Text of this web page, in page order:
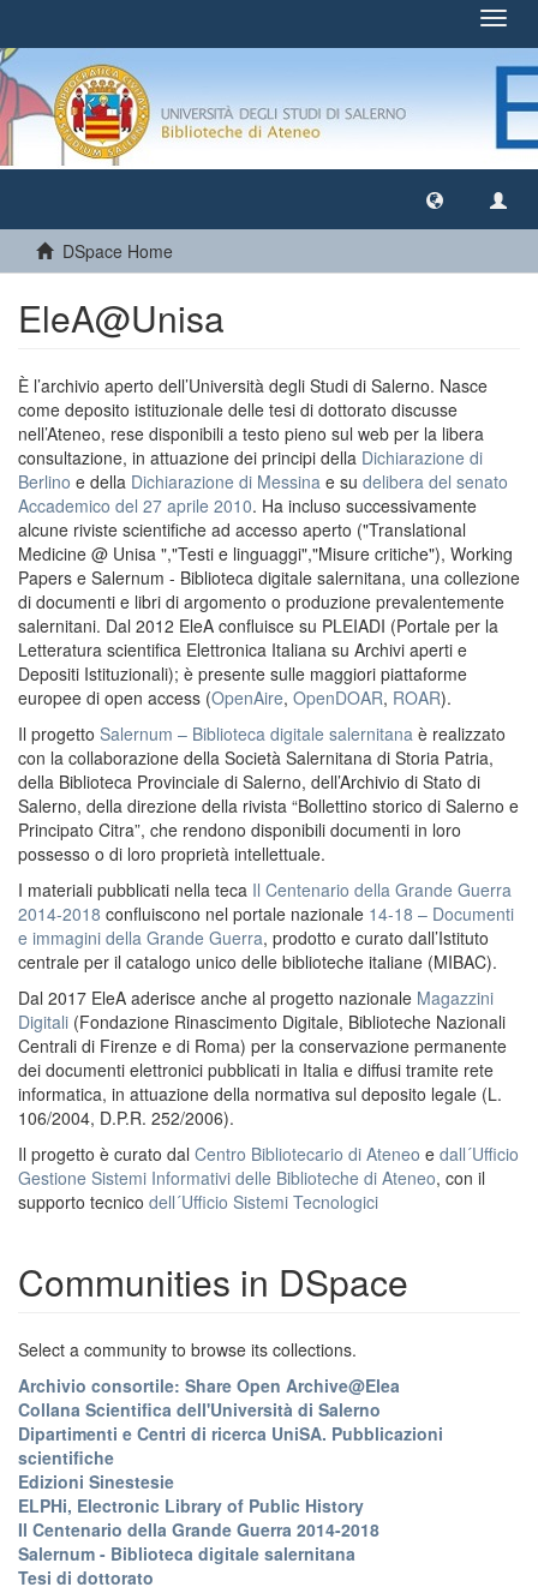
DSpace Home
EleA@Unisa
È l’archivio aperto dell’Università degli Studi di Salerno. Nasce
come deposito istituzionale delle tesi di dottorato discusse
nell’Ateneo, rese disponibili a testo pieno sul web per la libera
consultazione, in attuazione dei principi della Dichiarazione di
Berlino e della Dichiarazione di Messina e su delibera del senato
Accademico del 27 aprile 2010. Ha incluso successivamente
alcune riviste scientifiche ad accesso aperto ("Translational
Medicine @ Unisa ","Testi e linguaggi","Misure critiche"), Working
Papers e Salernum - Biblioteca digitale salernitana, una collezione
di documenti e libri di argomento o produzione prevalentemente
salernitani. Dal 2012 EleA confluisce su PLEIADI (Portale per la
Letteratura scientifica Elettronica Italiana su Archivi aperti e
Depositi Istituzionali); è presente sulle maggiori piattaforme
europee di open access (OpenAire, OpenDOAR, ROAR).
Il progetto Salernum – Biblioteca digitale salernitana è realizzato
con la collaborazione della Società Salernitana di Storia Patria,
della Biblioteca Provinciale di Salerno, dell’Archivio di Stato di
Salerno, della direzione della rivista “Bollettino storico di Salerno e
Principato Citra”, che rendono disponibili documenti in loro
possesso o di loro proprietà intellettuale.
I materiali pubblicati nella teca Il Centenario della Grande Guerra
2014-2018 confluiscono nel portale nazionale 14-18 – Documenti
e immagini della Grande Guerra, prodotto e curato dall’Istituto
centrale per il catalogo unico delle biblioteche italiane (MIBAC).
Dal 2017 EleA aderisce anche al progetto nazionale Magazzini
Digitali (Fondazione Rinascimento Digitale, Biblioteche Nazionali
Centrali di Firenze e di Roma) per la conservazione permanente
dei documenti elettronici pubblicati in Italia e diffusi tramite rete
informatica, in attuazione della normativa sul deposito legale (L.
106/2004, D.P.R. 252/2006).
Il progetto è curato dal Centro Bibliotecario di Ateneo e dall´Ufficio
Gestione Sistemi Informativi delle Biblioteche di Ateneo, con il
supporto tecnico dell´Ufficio Sistemi Tecnologici
Communities in DSpace
Select a community to browse its collections.
Archivio consortile: Share Open Archive@Elea
Collana Scientifica dell'Università di Salerno
Dipartimenti e Centri di ricerca UniSA. Pubblicazioni
scientifiche
Edizioni Sinestesie
ELPHi, Electronic Library of Public History
Il Centenario della Grande Guerra 2014-2018
Salernum - Biblioteca digitale salernitana
Tesi di dottorato